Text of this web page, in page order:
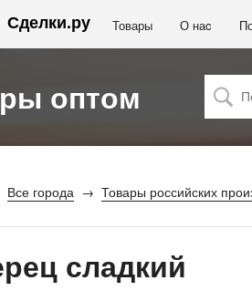
Сделки.ру Товары О наc
оптом
Все города Товары российских
сладкий